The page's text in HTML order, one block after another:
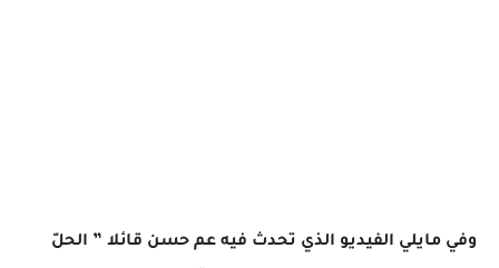
وفي مايلي الفيديو الذي تحدث فيه عم حسن قائلا ” الحلّ